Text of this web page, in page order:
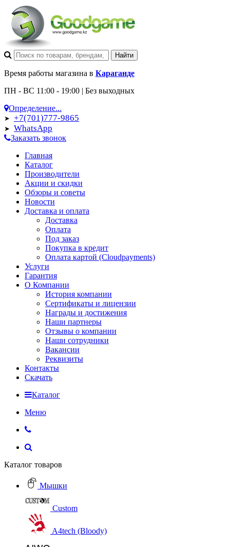
Время работы магазина в Караганде
ПН - ВС 11:00 - 19:00 | Без выходных
Определение...
➤ +7(701)777-9865
➤ WhatsApp
Заказать звонок
Главная
Каталог
Производители
Акции и скидки
Обзоры и советы
Новости
Доставка и оплата
Доставка
Оплата
Под заказ
Покупка в кредит
Оплата картой (Cloudpayments)
Услуги
Гарантия
О Компании
История компании
Сертификаты и лицензии
Награды и достижения
Наши партнеры
Отзывы о компании
Наши сотрудники
Вакансии
Реквизиты
Контакты
Скачать
Каталог
Меню
Каталог товаров
Мышки
Custom
A4tech (Bloody)